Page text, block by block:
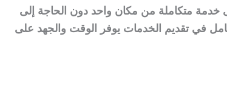
خدمة متكاملة من مكان واحد دون الحاجة إلى
في تقديم الخدمات يوفر الوقت والجهد على